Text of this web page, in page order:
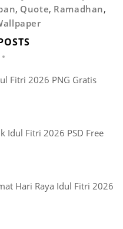
, Quote, Ramadhan,
Fitri 2026 PNG Gratis
Idul Fitri 2026 PSD Free
Hari Raya Idul Fitri 2026